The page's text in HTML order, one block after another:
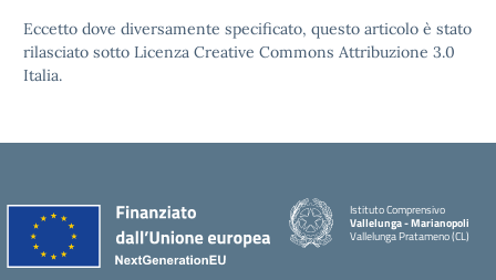
Eccetto dove diversamente specificato, questo articolo è stato
rilasciato sotto Licenza Creative Commons Attribuzione 3.0
Italia.
Istituto Comprensivo
Vallelunga - Marianopoli
Vallelunga Pratameno (CL)